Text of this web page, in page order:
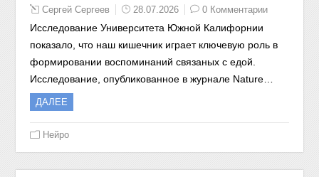
Сергей Сергеев 28.07.2026 0 Комментарии
Исследование Университета Южной Калифорнии
показало, что наш кишечник играет ключевую роль в
формировании воспоминаний связаных с едой.
Исследование, опубликованное в журнале Nature…
ДАЛЕЕ
Нейро